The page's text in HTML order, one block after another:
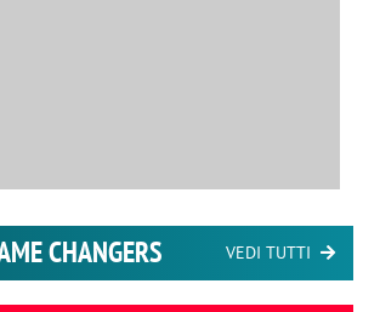
CHANGERS VEDI TUTTI